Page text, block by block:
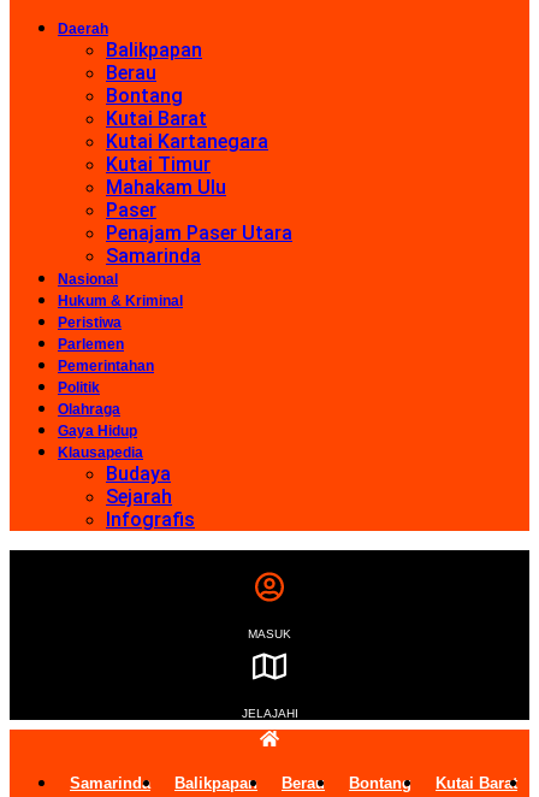
Daerah
Balikpapan
Berau
Bontang
Kutai Barat
Kutai Kartanegara
Kutai Timur
Mahakam Ulu
Paser
Penajam Paser Utara
Samarinda
Nasional
Hukum & Kriminal
Peristiwa
Parlemen
Pemerintahan
Politik
Olahraga
Gaya Hidup
Klausapedia
Budaya
Sejarah
Infografis
MASUK
JELAJAHI
Samarinda Balikpapan Berau Bontang Kutai Barat